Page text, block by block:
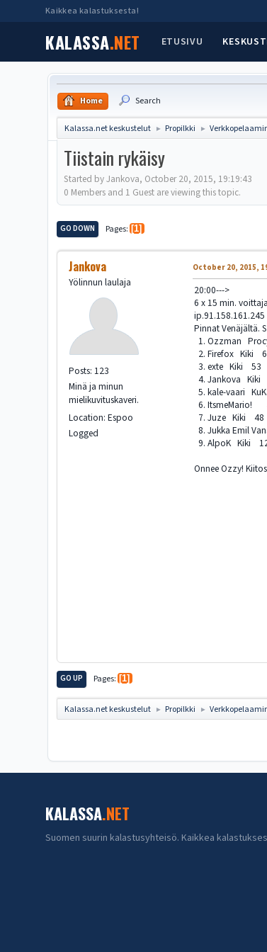
Kaikkea kalastuksesta!
KALASSA.NET ETUSIVU
Home Search
Kalassa.net keskustelut ► Propilkki ►
Tiistain rykäisy
Started by Jankova, October 20, 2015, 19:19:43
0 Members and 1 Guest are viewing this topic.
GO DOWN Pages 1
Jankova
Yölinnun laulaja
Posts: 123
Minä ja minun
mielikuvituskaveri.
Location: Espoo
Logged
October 20, 2015,
20:00--->
6 x 15 min.
ip.91.158.161.245
Pinnat Venäjältä.
1. Ozzman
2. Firefox Kiki
3. exte Kiki
4. Jankova
5. kale-vaari
6.
7. Juze Kiki
8. Jukka Emil
9. AlpoK Kiki
Onnee Ozzy!
GO UP Pages 1
Kalassa.net keskustelut ► Propilkki ►
KALASSA.NET
Suomen suurin kalastusyhteisö. Kaikkea